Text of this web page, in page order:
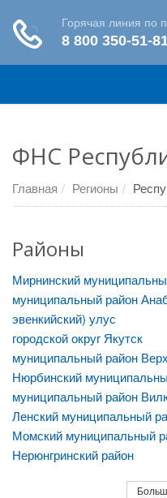
ФНС
Главная Регионы
Районы
Мирнинский
муниципальный район
эвенкийский) улус
городской округ Якутск
муниципальный район
Нюрбинский
муниципальный район
Ленский муниципальный
Момский муниципальный
Нерюнгринский район